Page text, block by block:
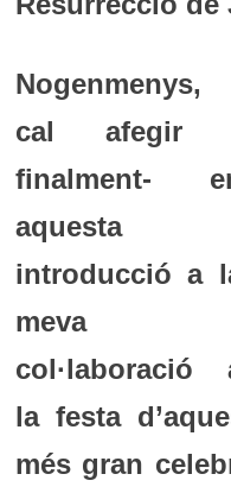
Nogenmenys,
cal afegir
finalment-
aquesta
introducció a
meva
col·laboració
la festa
més gran